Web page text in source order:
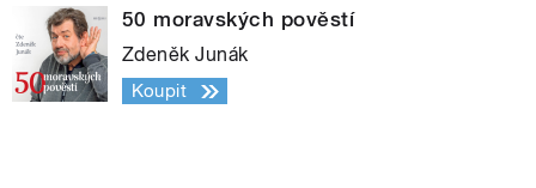
50 moravských pověstí
Zdeněk Junák
Koupit